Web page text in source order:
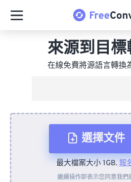
來源到目
在線免費將源語言轉換
選擇文件
來自裝置
最大檔案大小 1GB.報
繼續操作即表示您同意我們